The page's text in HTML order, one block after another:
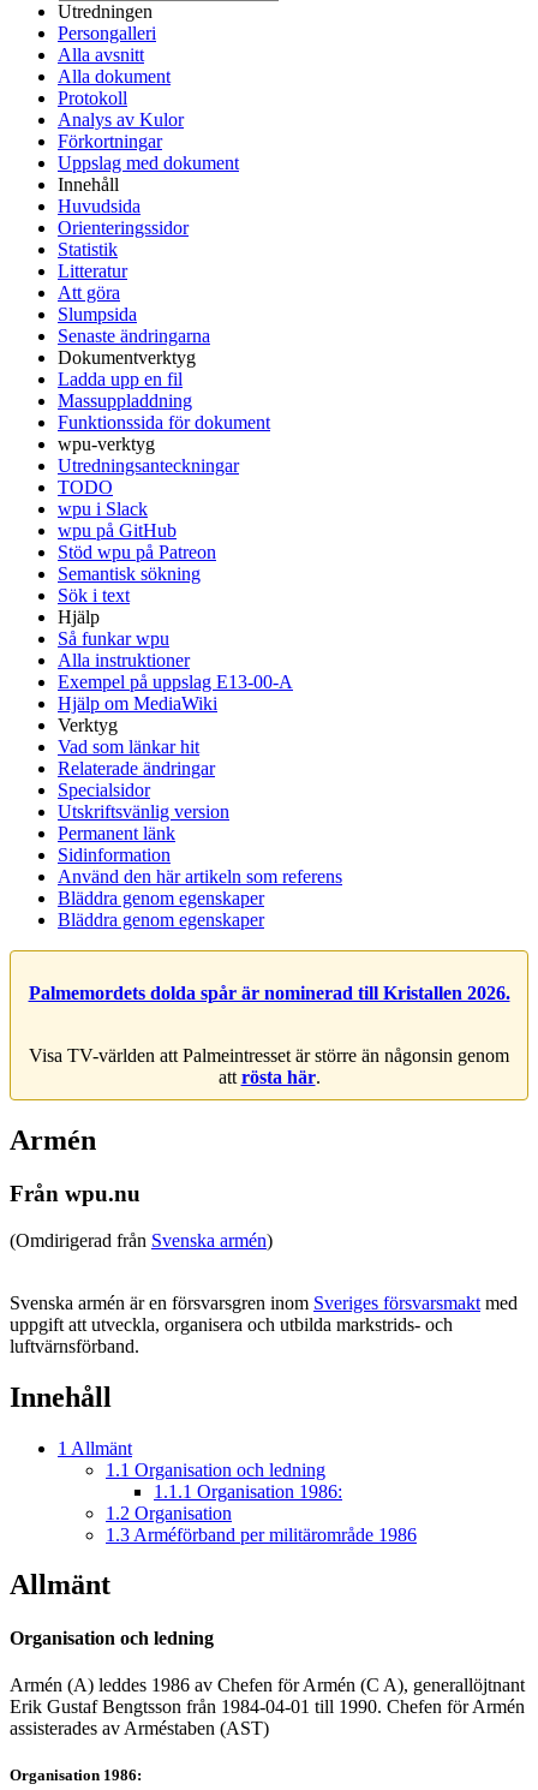
Utredningen
Persongalleri
Alla avsnitt
Alla dokument
Protokoll
Analys av Kulor
Förkortningar
Uppslag med dokument
Innehåll
Huvudsida
Orienteringssidor
Statistik
Litteratur
Att göra
Slumpsida
Senaste ändringarna
Dokumentverktyg
Ladda upp en fil
Massuppladdning
Funktionssida för dokument
wpu-verktyg
Utredningsanteckningar
TODO
wpu i Slack
wpu på GitHub
Stöd wpu på Patreon
Semantisk sökning
Sök i text
Hjälp
Så funkar wpu
Alla instruktioner
Exempel på uppslag E13-00-A
Hjälp om MediaWiki
Verktyg
Vad som länkar hit
Relaterade ändringar
Specialsidor
Utskriftsvänlig version
Permanent länk
Sidinformation
Använd den här artikeln som referens
Bläddra genom egenskaper
Bläddra genom egenskaper
Palmemordets dolda spår är nominerad till Kristallen 2026.
Visa TV-världen att Palmeintresset är större än någonsin genom
att rösta här.
Armén
Från wpu.nu
(Omdirigerad från Svenska armén)
Svenska armén är en försvarsgren inom Sveriges försvarsmakt med
uppgift att utveckla, organisera och utbilda markstrids- och
luftvärnsförband.
Innehåll
1 Allmänt
1.1 Organisation och ledning
1.1.1 Organisation 1986:
1.2 Organisation
1.3 Arméförband per militärområde 1986
Allmänt
Organisation och ledning
Armén (A) leddes 1986 av Chefen för Armén (C A), generallöjtnant
Erik Gustaf Bengtsson från 1984-04-01 till 1990. Chefen för Armén
assisterades av Arméstaben (AST)
Organisation 1986: